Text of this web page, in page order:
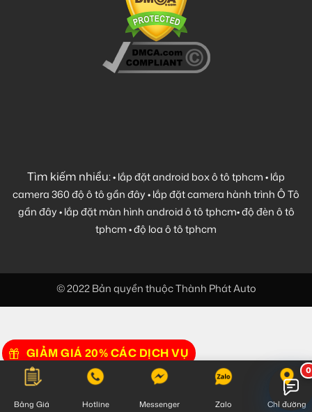
Tìm kiếm nhiều:•lắp đặt android box ô tô tphcm•lắp
camera 360 độ ô tô gần đây•lắp đặt camera hành trình Ô Tô
gần đây•lắp đặt màn hình android ô tô tphcm•độ đèn ô tô
tphcm•độ loa ô tô tphcm
GIẢM GIÁ 20% CÁC DỊCH VỤ
© 2022 Bản quyền thuộc Thành Phát Auto
Bảng Giá Hotline Messenger Zalo Chỉ đường